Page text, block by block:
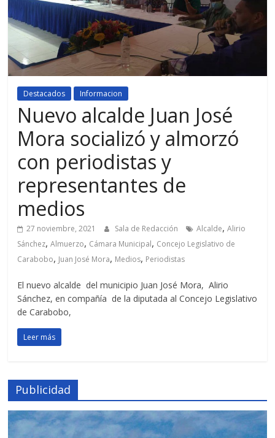
Destacados Informacion
Nuevo alcalde Juan José
Mora socializó y almorzó
con periodistas y
representantes de
medios
27 noviembre, 2021 Sala de Redacción Alcalde,Alirio
Sánchez,Almuerzo, Cámara Municipal, Concejo Legislativo de
Carabobo, Juan José Mora, Medios, Periodistas
El nuevo alcalde del municipio Juan José Mora, Alirio
Sánchez, en compañía de la diputada al Concejo Legislativo
de Carabobo,
Leer más
Publicidad